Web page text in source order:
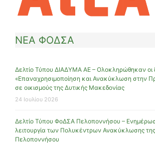
ΝΕΑ ΦΟΔΣΑ
Δελτίο Τύπου ΔΙΑΔΥΜΑ ΑΕ – Ολοκληρώθηκαν οι
«Επαναχρησιμοποίηση και Ανακύκλωση στην
σε οικισμούς της Δυτικής Μακεδονίας
24 Ιουλίου 2026
Δελτίο Τύπου ΦοΔΣΑ Πελοποννήσου –
λειτουργία των Πολυκέντρων Ανακύκλωσης
Πελοποννήσου